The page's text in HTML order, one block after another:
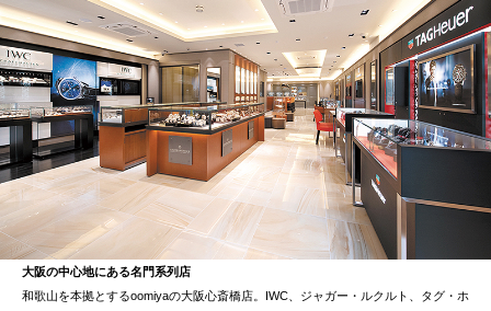
大阪の中心地にある名門系列店
和歌山を本拠とするoomiyaの大阪心斎橋店。IWC、ジャガー・ルクルト、タグ・ホ